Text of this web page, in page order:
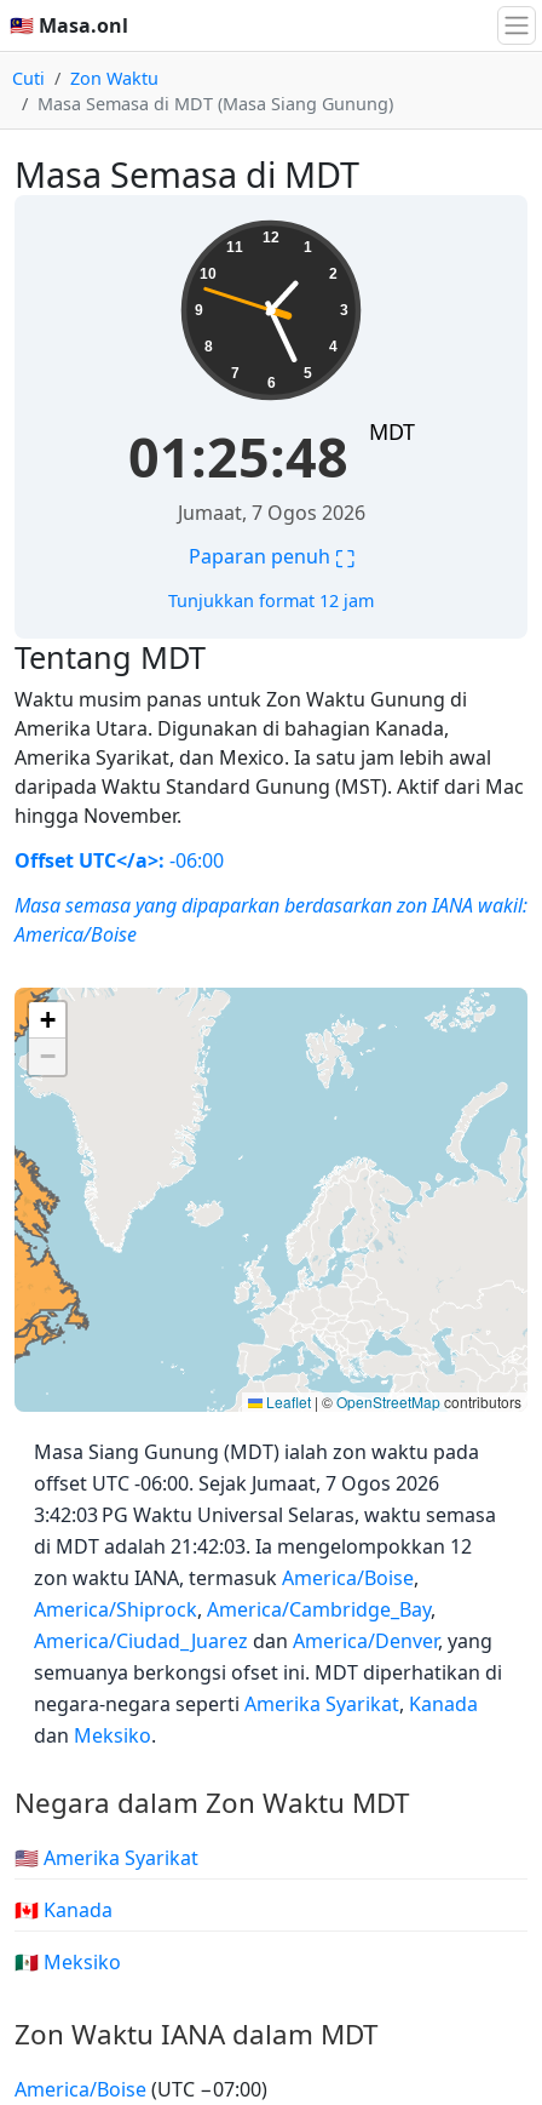
🇲🇾 Masa.onl
Cuti
Zon Waktu
Masa Semasa di MDT (Masa Siang Gunung)
Masa Semasa di MDT
12
1
2
3
4
5
6
7
8
9
10
11
01:25:48 MDT
Jumaat, 7 Ogos 2026
Paparan penuh ⛶
Tunjukkan format 12 jam
Tentang MDT
Waktu musim panas untuk Zon Waktu Gunung di
Amerika Utara. Digunakan di bahagian Kanada,
Amerika Syarikat, dan Mexico. Ia satu jam lebih awal
daripada Waktu Standard Gunung (MST). Aktif dari Mac
hingga November.
Offset UTC</a>: -06:00
Masa semasa yang dipaparkan berdasarkan zon IANA wakil:
America/Boise
+
−
Leaflet | ©OpenStreetMapcontributors
Masa Siang Gunung (MDT) ialah zon waktu pada
offset UTC -06:00. Sejak Jumaat, 7 Ogos 2026
3:42:03 PG Waktu Universal Selaras, waktu semasa
di MDT adalah 21:42:03. Ia mengelompokkan 12
zon waktu IANA, termasukAmerica/Boise,
America/Shiprock, America/Cambridge_Bay,
America/Ciudad_Juarez dan America/Denver, yang
semuanya berkongsi ofset ini. MDT diperhatikan di
negara-negara seperti Amerika Syarikat, Kanada
dan Meksiko.
Negara dalam Zon Waktu MDT
🇺🇸 Amerika Syarikat
🇨🇦 Kanada
🇲🇽 Meksiko
Zon Waktu IANA dalam MDT
America/Boise(UTC −07:00)